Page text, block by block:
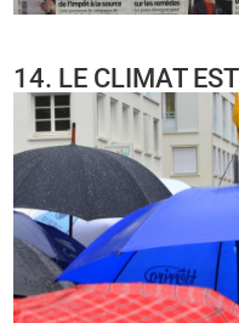
14. LE CLIMAT